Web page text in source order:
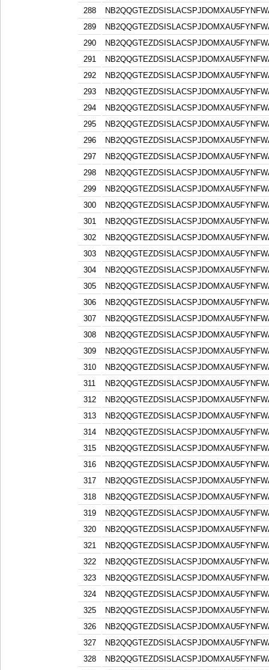
288
289
290
291
292
293
294
295
296
297
298
299
300
301
302
303
304
305
306
307
308
309
310
311
312
313
314
315
316
317
318
319
320
321
322
323
324
325
326
327
328